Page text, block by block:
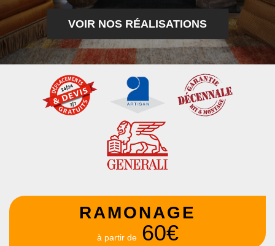
VOIR NOS RÉALISATIONS
RAMONAGE
à partir de 60€